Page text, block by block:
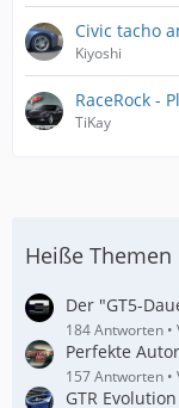
Civic tacho
Kiyoshi
RaceRock -
TiKay
Heiße Themen
Der "GT5-
184 Antworten
Perfekte
157 Antworten
GTR Evolution